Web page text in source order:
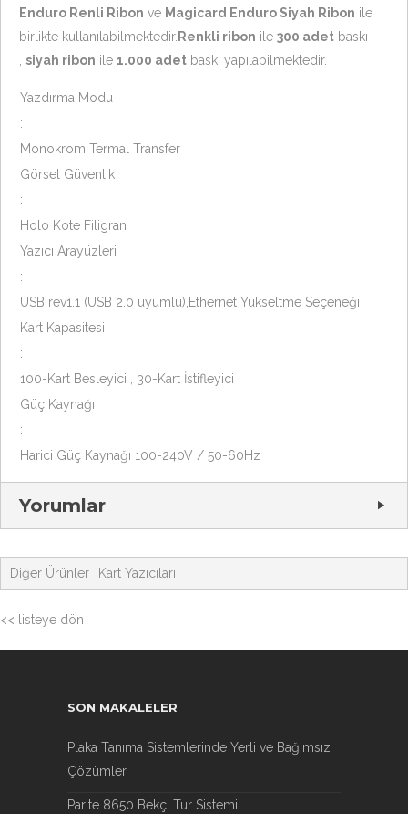
Enduro Renli Ribon ve Magicard Enduro Siyah Ribon ile
birlikte kullanılabilmektedir. Renkli ribon ile 300 adet baskı
siyah ribon ile 1.000 adet baskı yapılabilmektedir.
Yazdırma Modu
:
Monokrom Termal Transfer
Görsel Güvenlik
:
Holo Kote Filigran
Yazıcı Arayüzleri
:
USB rev1.1 (USB 2.0 uyumlu),Ethernet Yükseltme Seçeneği
Kart Kapasitesi
:
100-Kart Besleyici , 30-Kart İstifleyici
Güç Kaynağı
:
Harici Güç Kaynağı 100-240V / 50-60Hz
Yorumlar
Diğer Ürünler Kart Yazıcıları
<< listeye dön
SON MAKALELER
Plaka Tanıma Sistemlerinde Yerli ve Bağımsız
Çözümler
Parite 8650 Bekçi Tur Sistemi